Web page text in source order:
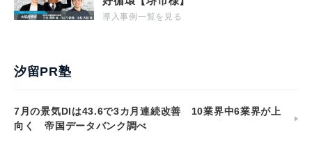
導入事例一覧を見る
汐留PR塾
7月の景気DIは43.6で3カ月連続改善 10業界中6業界が上
向く 帝国データバンク調べ